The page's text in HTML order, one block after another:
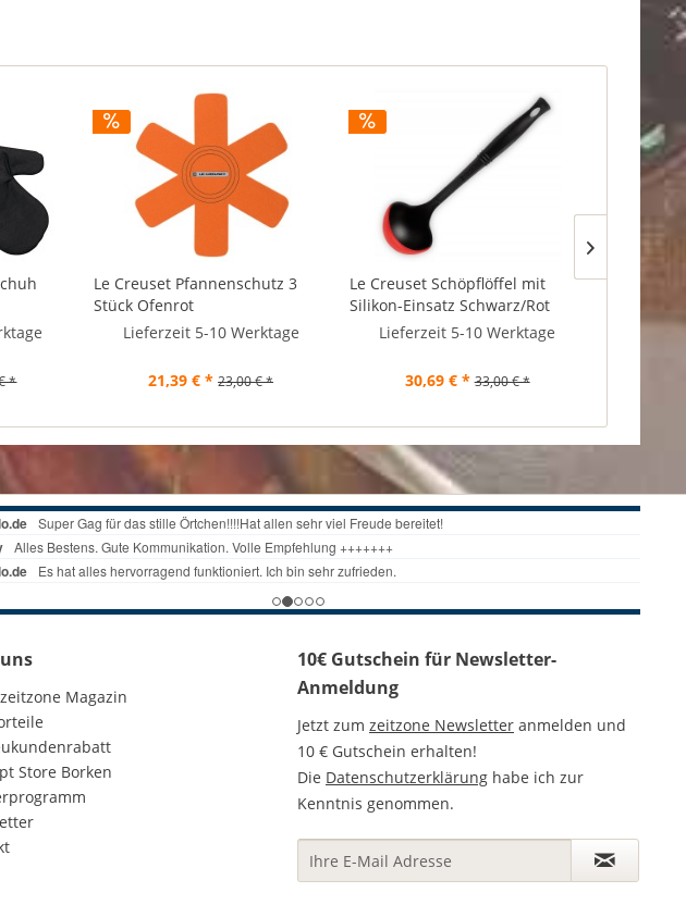
*
Le Creuset Pfannenschutz 3
Stück Ofenrot
Lieferzeit 5-10 Werktage
21,39 € * 23,00 € *
Le Creuset Schöpflöffel mit
Silikon-Einsatz Schwarz/Rot
Lieferzeit 5-10 Werktage
30,69 € * 33,00 € *
Le
Magazin
Store Borken
10€ Gutschein für Newsletter-
Anmeldung
Jetzt zum zeitzone Newsletter anmelden und
10 € Gutschein erhalten!
Die Datenschutzerklärung habe ich zur
Kenntnis genommen.